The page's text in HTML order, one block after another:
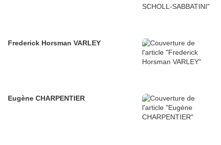
Frederick Horsman VARLEY
Eugène CHARPENTIER